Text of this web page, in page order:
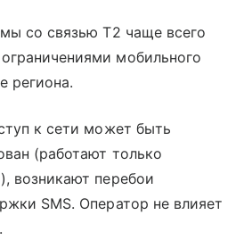
со связью T2 чаще всего
мобильного
региона.
к сети может быть
(работают только
возникают перебои
SMS. Оператор не влияет